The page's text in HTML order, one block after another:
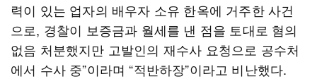
력이 있는 업자의 배우자 소유 한옥에 거주한 사건
으로, 경찰이 보증금과 월세를 낸 점을 토대로 혐의
없음 처분했지만 고발인의 재수사 요청으로 공수처
에서 수사 중”이라며 “적반하장”이라고 비난했다.